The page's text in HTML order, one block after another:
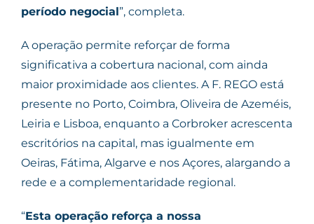
período negocial”, completa.
A operação permite reforçar de forma
significativa a cobertura nacional, com ainda
maior proximidade aos clientes. A F. REGO está
presente no Porto, Coimbra, Oliveira de Azeméis,
Leiria e Lisboa, enquanto a Corbroker acrescenta
escritórios na capital, mas igualmente em
Oeiras, Fátima, Algarve e nos Açores, alargando a
rede e a complementaridade regional.
“Esta operação reforça a nossa